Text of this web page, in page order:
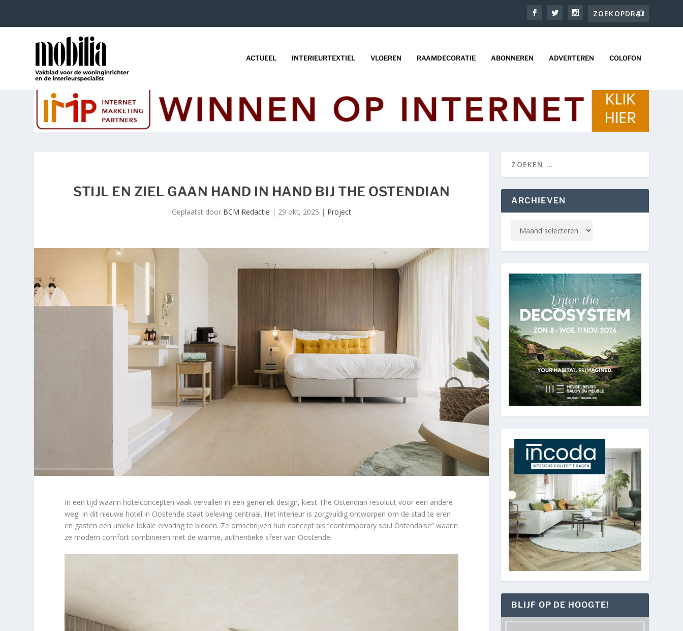
ACTUEEL INTERIEURTEXTIEL VLOEREN RAAMDECORATIE ABONNEREN ADVERTEREN COLOFON
STIJL EN ZIEL GAAN HAND IN HAND BIJ THE OSTENDIAN
Geplaatst door BCM Redactie | 29 okt, 2025 | Project
In een tijd waarin hotelconcepten vaak vervallen in een generiek design, kiest The Ostendian resoluut voor een andere
weg. In dit nieuwe hotel in Oostende staat beleving centraal. Het interieur is zorgvuldig ontworpen om de stad te eren
en gasten een unieke lokale ervaring te bieden. Ze omschrijven hun concept als “contemporary soul Ostendaise” waarin
ze modern comfort combineren met de warme, authentieke sfeer van Oostende.
ARCHIEVEN
BLIJF OP DE HOOGTE!